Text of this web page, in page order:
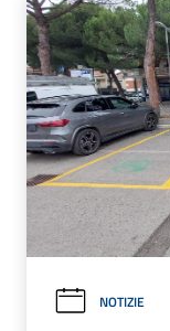
NOTIZIE